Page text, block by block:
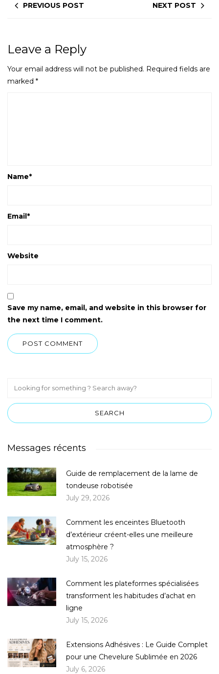
PREVIOUS POST NEXT POST
Leave a Reply
Your email address will not be published. Required fields are
marked *
Name*
Email*
Website
Save my name, email, and website in this browser for
the next time I comment.
Messages récents
Guide de remplacement de la lame de
tondeuse robotisée
July 29, 2026
Comment les enceintes Bluetooth
d’extérieur créent-elles une meilleure
atmosphère ?
July 15, 2026
Comment les plateformes spécialisées
transforment les habitudes d’achat en
ligne
July 15, 2026
Extensions Adhésives : Le Guide Complet
pour une Chevelure Sublimée en 2026
July 6, 2026